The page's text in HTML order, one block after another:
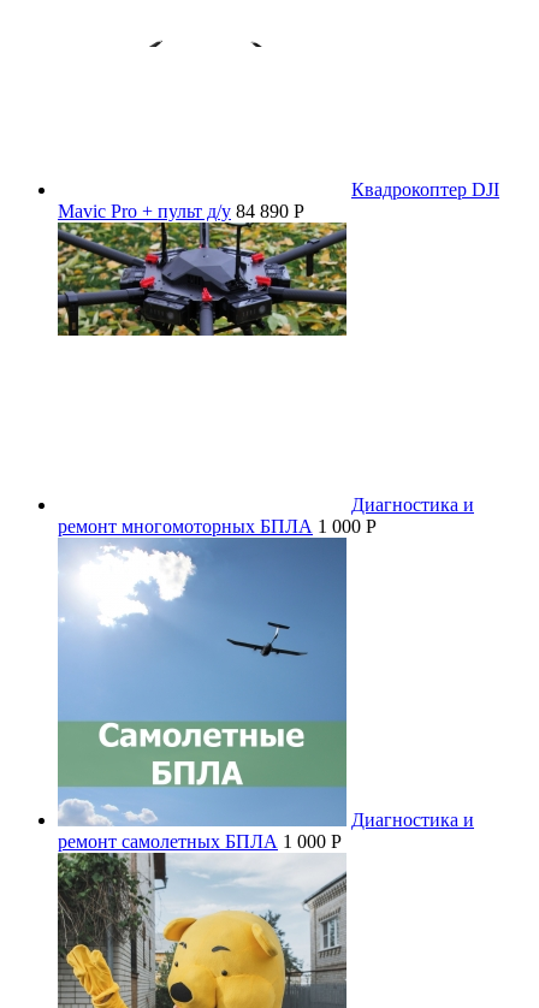
Квадрокоптер DJI
Mavic Pro + пульт д/у 84 890 P
Диагностика и
ремонт многомоторных БПЛА 1 000 P
Диагностика и
ремонт самолетных БПЛА 1 000 P